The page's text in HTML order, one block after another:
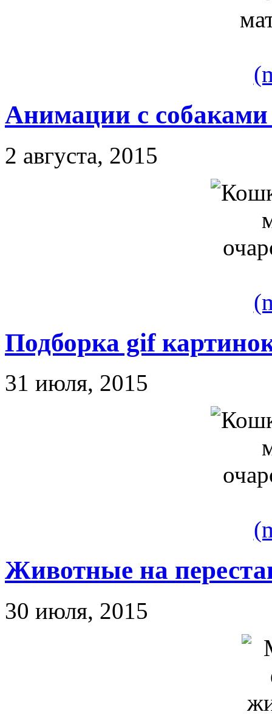
Анимации с
2 августа, 2015
Подборка gif
31 июля, 2015
Животные на
30 июля, 2015